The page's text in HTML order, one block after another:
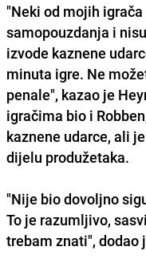
"Neki od mojih
samopouzdanja i
izvode kaznene
minuta igre. Ne
penale", kazao je
igračima bio i
kaznene udarce, ali
dijelu produžetaka.
"Nije bio dovoljno
To je razumljivo,
trebam znati", dodao